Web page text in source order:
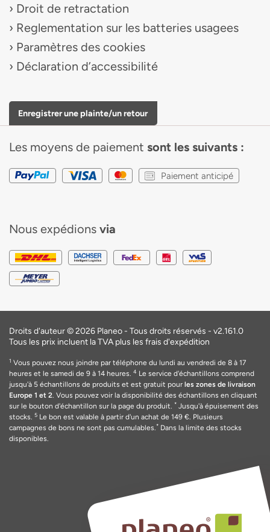
Droit de retractation
Reglementation sur les batteries usagees
Paramètres des cookies
Déclaration d’accessibilité
Enregistrer une plainte/un retour
Les moyens de paiement sont les suivants :
Paiement anticipé
Nous expédions via
Droits d'auteur © 2026 Planeo - Tous droits réservés - v2.161.0
Tous les prix incluent la TVA plus les frais d'expédition
1 Vous pouvez nous joindre par téléphone du lundi au vendredi de 8 à 17
heures et le samedi de 9 à 14 heures. 4 Le service d'échantillons comprend
jusqu'à 5 échantillons de produits et est gratuit pour les zones de livraison
Europe 1 et 2. Vous pouvez voir la disponibilité des échantillons en cliquant
sur le bouton d'échantillon sur la page du produit. * Jusqu'à épuisement des
stocks. 5 Le bon est valable à partir d'un achat de 149 €. Plusieurs
campagnes de bons ne sont pas cumulables.* Dans la limite des stocks
disponibles.